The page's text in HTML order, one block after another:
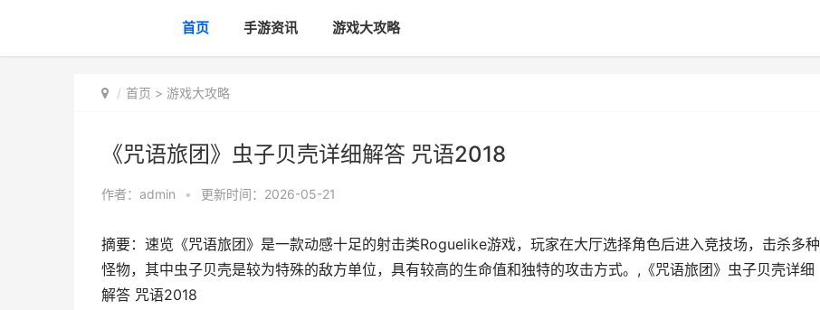
首页 手游资讯 游戏大攻略
首页 > 游戏大攻略
《咒语旅团》虫子贝壳详细解答 咒语2018
作者： admin • 更新时间：2026-05-21
摘要：速览《咒语旅团》是一款动感十足的射击类Roguelike游戏，玩家在大厅选择角色后进入竞技场，击杀多种
怪物，其中虫子贝壳是较为特殊的敌方单位，具有较高的生命值和独特的攻击方式。,《咒语旅团》虫子贝壳详细
解答 咒语2018